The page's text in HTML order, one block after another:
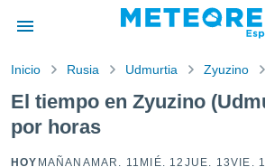
por
para
la
calidad.
Inicio Rusia Udmurtia Zyuzino
El tiempo en Zyuzino
por horas
HOY MAÑANA MAR. 11 MIÉ. 12 JUE. 13VIE.